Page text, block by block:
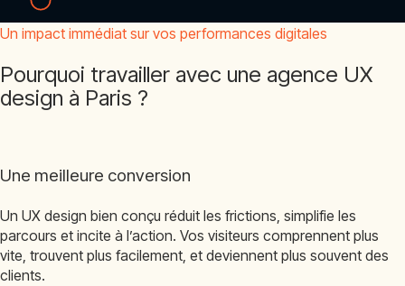
Un impact immédiat sur vos performances digitales
Pourquoi travailler avec une agence UX
design à Paris ?
Une meilleure conversion
Un UX design bien conçu réduit les frictions, simplifie les
parcours et incite à l’action. Vos visiteurs comprennent plus
vite, trouvent plus facilement, et deviennent plus souvent des
clients.